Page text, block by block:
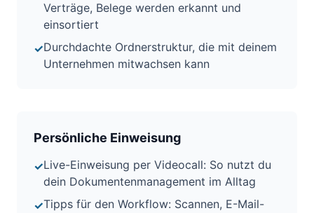
Verträge, Belege werden erkannt und
einsortiert
✓Durchdachte Ordnerstruktur, die mit deinem
Unternehmen mitwachsen kann
Persönliche Einweisung
✓Live-Einweisung per Videocall: So nutzt du
dein Dokumentenmanagement im Alltag
✓Tipps für den Workflow: Scannen, E-Mail-